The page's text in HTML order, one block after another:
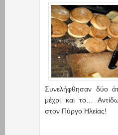
Συνελήφθησαν δύο
μέχρι και το…
στον Πύργο Ηλείας!